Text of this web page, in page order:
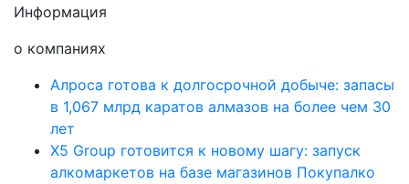
Информация
о компаниях
Алроса готова к долгосрочной добыче: запасы
в 1,067 млрд каратов алмазов на более чем 30
лет
X5 Group готовится к новому шагу: запуск
алкомаркетов на базе магазинов Покупалко